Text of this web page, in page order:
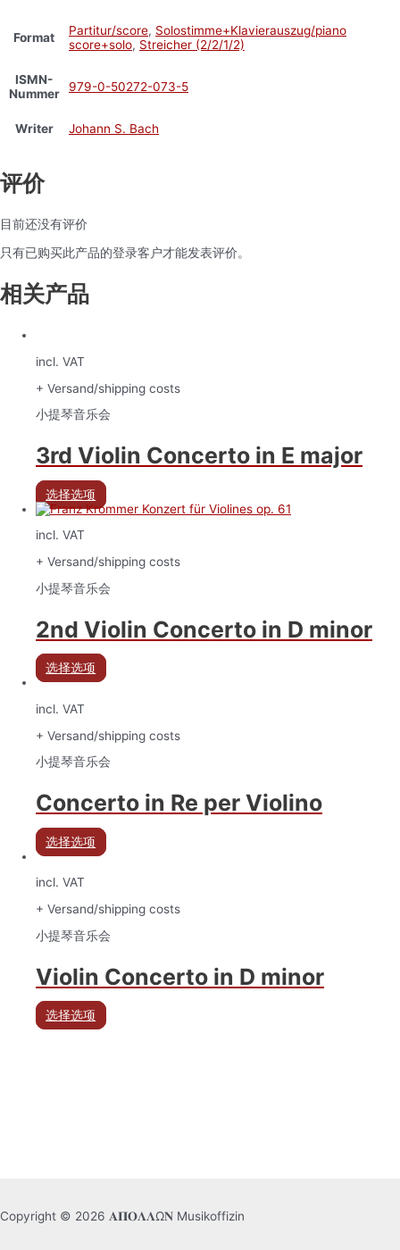
Format Partitur/score, Solostimme+Klavierauszug/piano
score+solo, Streicher (2/2/1/2)
ISMN-
Nummer
979-0-50272-073-5
Writer Johann S. Bach
评价
目前还没有评价
只有已购买此产品的登录客户才能发表评价。
相关产品
incl. VAT
+ Versand/shipping costs
小提琴音乐会
3rd Violin Concerto in E major
选择选项
incl. VAT
+ Versand/shipping costs
小提琴音乐会
2nd Violin Concerto in D minor
选择选项
incl. VAT
+ Versand/shipping costs
小提琴音乐会
Concerto in Re per Violino
选择选项
incl. VAT
+ Versand/shipping costs
小提琴音乐会
Violin Concerto in D minor
选择选项
Copyright © 2026 𝚨𝚷𝚶𝚲𝚲Ω𝚴 Musikoffizin